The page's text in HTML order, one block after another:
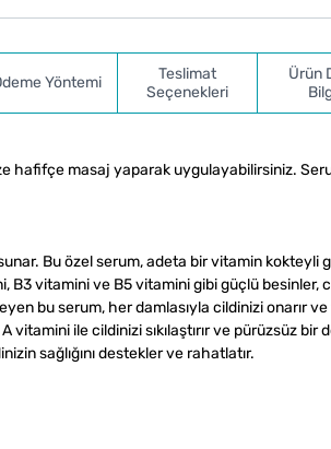
Yöntemi
Teslimat
Seçenekleri
Ürün
hafifçe masaj yaparak uygulayabilirsiniz.
Bu özel serum, adeta bir vitamin kokteyli
B3 vitamini ve B5 vitamini gibi güçlü besinler,
bu serum, her damlasıyla cildinizi onarır ve
vitamini ile cildinizi sıkılaştırır ve pürüzsüz bir
sağlığını destekler ve rahatlatır.